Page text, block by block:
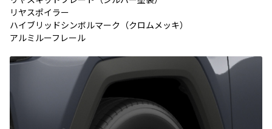
リヤスポイラー
ハイブリッドシンボルマーク（クロムメッキ）
アルミルーフレール